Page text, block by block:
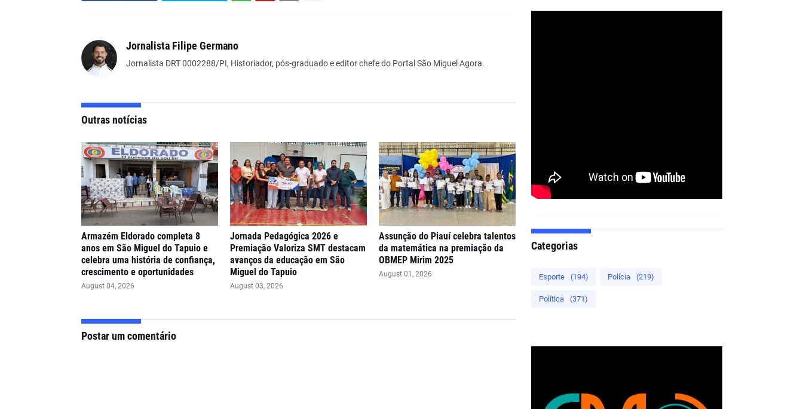
Jornalista Filipe Germano
Jornalista DRT 0002288/PI, Historiador, pós-graduado e editor chefe do Portal São Miguel Agora.
Outras notícias
Armazém Eldorado completa 8
anos em São Miguel do Tapuio e
celebra uma história de confiança,
crescimento e oportunidades
August 04, 2026
Jornada Pedagógica 2026 e
Premiação Valoriza SMT destacam
avanços da educação em São
Miguel do Tapuio
August 03, 2026
Assunção do Piauí celebra talentos
da matemática na premiação da
OBMEP Mirim 2025
August 01, 2026
Postar um comentário
Categorias
Esporte (194) Polícia (219)
Política (371)